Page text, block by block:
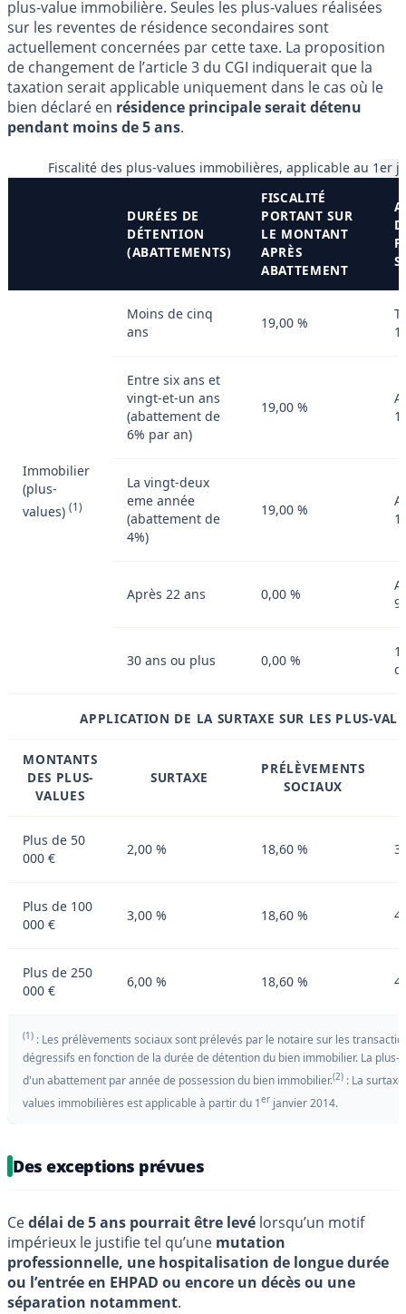
plus-value immobilière. Seules les plus-values réalisées
sur les reventes de résidence secondaires sont
actuellement concernées par cette taxe. La proposition
de changement de l’article 3 du CGI indiquerait que la
taxation serait applicable uniquement dans le cas où le
bien déclaré en résidence principale serait détenu
pendant moins de 5 ans.
Fiscalité des plus-values immobilières, applicable au 1er
DURÉES DE
DÉTENTION
(ABATTEMENTS)
FISCALITÉ
PORTANT SUR
LE MONTANT
APRÈS
ABATTEMENT
Immobilier
(plus-
values) (1)
Moins de cinq
ans
19,00 %
Entre six ans et
vingt-et-un ans
(abattement de
6% par an)
19,00 %
La vingt-deux
eme année
(abattement de
4%)
19,00 %
Après 22 ans 0,00 %
30 ans ou plus 0,00 %
APPLICATION DE LA SURTAXE SUR LES PLUS-
MONTANTS
DES PLUS-
VALUES
SURTAXE
PRÉLÈVEMENTS
SOCIAUX
Plus de 50
000 €
2,00 % 18,60 %
Plus de 100
000 €
3,00 % 18,60 %
Plus de 250
000 €
6,00 % 18,60 %
(1) : Les prélèvements sociaux sont prélevés par le notaire sur les
dégressifs en fonction de la durée de détention du bien immobilier. La plus-
d'un abattement par année de possession du bien immobilier.(2) : La
values immobilières est applicable à partir du 1er janvier 2014.
Des exceptions prévues
Cedélai de 5 ans pourrait être levé lorsqu’un motif
impérieux le justifie tel qu’une mutation
professionnelle, une hospitalisation de longue durée
ou l’entrée en EHPAD ou encore un décès ou une
séparation notamment.